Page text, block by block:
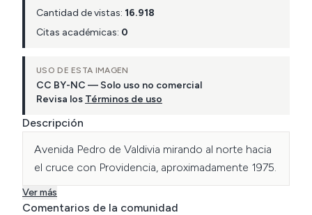
Cantidad de vistas: 16.918
Citas académicas: 0
USO DE ESTA IMAGEN
CC BY-NC — Solo uso no comercial
Revisa los Términos de uso
Descripción
Avenida Pedro de Valdivia mirando al norte hacia
el cruce con Providencia, aproximadamente 1975.
Ver más
Comentarios de la comunidad